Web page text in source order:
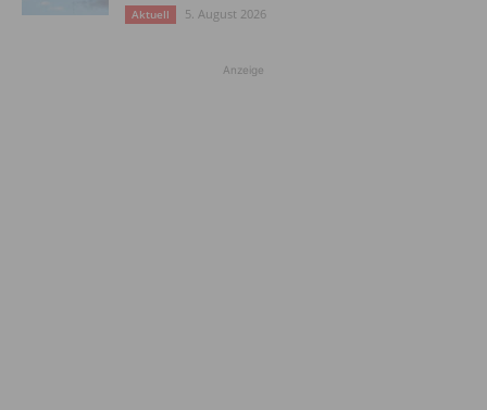
Aktuell 5. August 2026
Anzeige